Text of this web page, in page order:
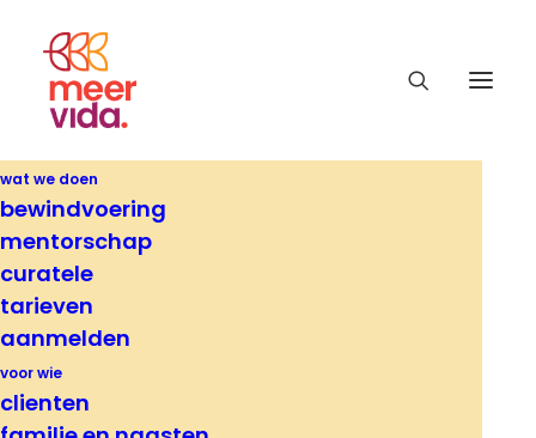
wat we doen
bewindvoering
mentorschap
curatele
tarieven
aanmelden
voor wie
clienten
Laats bijgewerkt op 01 juli 2025
Veelgestelde vragen
Heeft u een vraag voor MeerVida?
Misschien is die al eerder gesteld en